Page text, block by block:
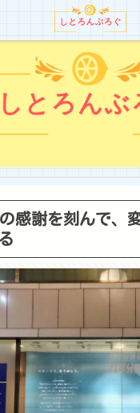
アラフィフ独身女でも気高く強く美し
感謝を刻んで、